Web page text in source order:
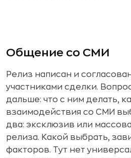
Общение со СМИ
Релиз написан и
участниками сделки.
дальше: что с ним делать,
взаимодействия со СМИ
два: эксклюзив или
релиза. Какой выбрать,
факторов. Тут нет